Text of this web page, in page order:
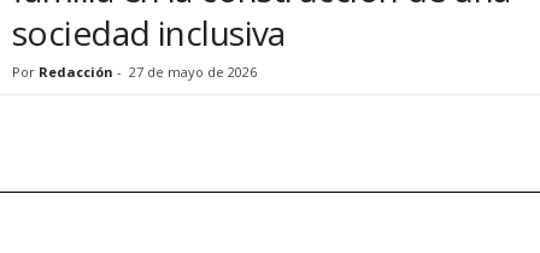
sociedad inclusiva
Por Redacción - 27 de mayo de 2026